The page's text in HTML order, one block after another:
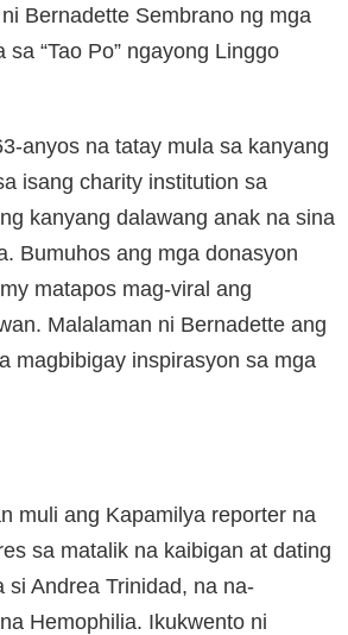
Bernadette Sembrano ng mga
“Tao Po” ngayong Linggo
anyos na tatay mula sa kanyang
isang charity institution sa
kanyang dalawang anak na sina
Bumuhos ang mga donasyon
matapos mag-viral ang
Malalaman ni Bernadette ang
magbibigay inspirasyon sa mga
muli ang Kapamilya reporter na
sa matalik na kaibigan at dating
si Andrea Trinidad, na na-
Hemophilia. Ikukwento ni